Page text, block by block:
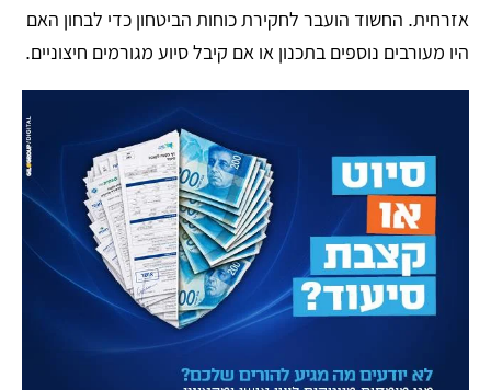
אזרחית. החשוד הועבר לחקירת כוחות הביטחון כדי לבחון האם
היו מעורבים נוספים בתכנון או אם קיבל סיוע מגורמים חיצוניים.